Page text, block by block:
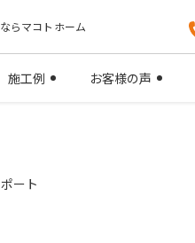
らマコトホーム
施工例 お客様の声
ート